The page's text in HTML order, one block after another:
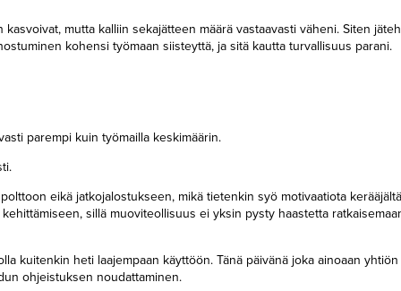
mutta kalliin sekajätteen määrä vastaavasti väheni. Siten
kohensi työmaan siisteyttä, ja sitä kautta turvallisuus parani.
parempi kuin työmailla keskimäärin.
eikä jatkojalostukseen, mikä tietenkin syö motivaatiota
sillä muoviteollisuus ei yksin pysty haastetta
kuitenkin heti laajempaan käyttöön. Tänä päivänä joka ainoaan
ohjeistuksen noudattaminen.